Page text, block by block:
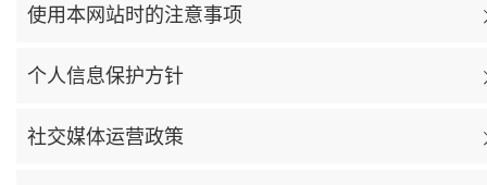
使用本网站时的注意事项
个人信息保护方针
社交媒体运营政策